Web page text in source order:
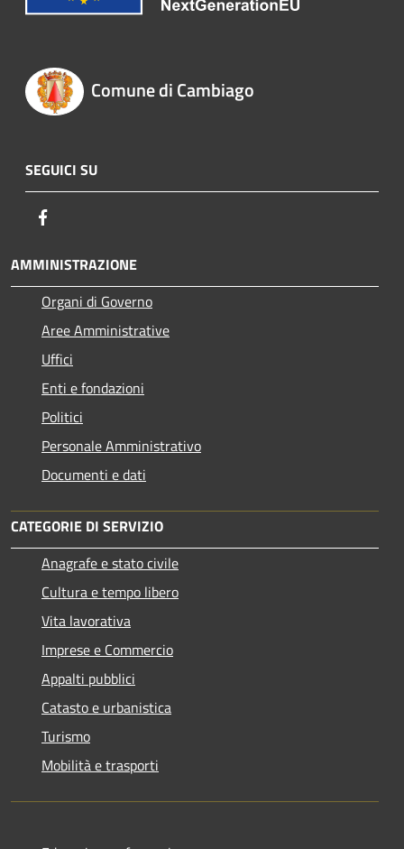
Comune di Cambiago
SEGUICI SU
AMMINISTRAZIONE
Organi di Governo
Aree Amministrative
Uffici
Enti e fondazioni
Politici
Personale Amministrativo
Documenti e dati
CATEGORIE DI SERVIZIO
Anagrafe e stato civile
Cultura e tempo libero
Vita lavorativa
Imprese e Commercio
Appalti pubblici
Catasto e urbanistica
Turismo
Mobilità e trasporti